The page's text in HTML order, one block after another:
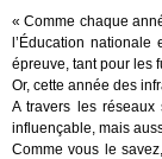
« Comme chaque
l’Éducation
épreuve, tant pour les
Or, cette année des
A travers les
influençable, mais
Comme vous le